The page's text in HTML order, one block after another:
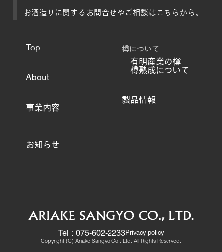
お酒造りに関するお問合せやご相談はこちらから。
Top
About
事業内容
樽について
有明産業の樽
樽熟成について
製品情報
お知らせ
Tel : 075-602-2233Privacy policy
Copyright (C) Ariake Sangyo Co., Ltd. All Rights Reserved.